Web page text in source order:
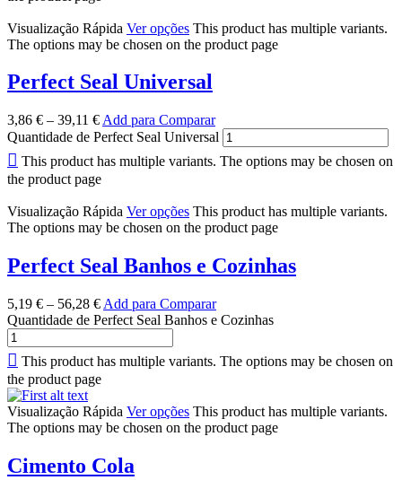
Visualização Rápida Ver opções This product has multiple variants.
The options may be chosen on the product page
Perfect Seal Universal
3,86 € – 39,11 € Add para Comparar
Quantidade de Perfect Seal Universal
This product has multiple variants. The options may be chosen on
the product page
Visualização Rápida Ver opções This product has multiple variants.
The options may be chosen on the product page
Perfect Seal Banhos e Cozinhas
5,19 € – 56,28 € Add para Comparar
Quantidade de Perfect Seal Banhos e Cozinhas
This product has multiple variants. The options may be chosen on
the product page
Visualização Rápida Ver opções This product has multiple variants.
The options may be chosen on the product page
Cimento Cola